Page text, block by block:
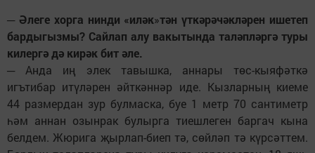
─ Әлеге хорга нинди «иләк»тән үткәрәчәкләрен ишетеп
бардыгызмы? Сайлап алу вакытында таләпләргә туры
килергә дә кирәк бит әле.
─ Анда иң элек тавышка, аннары төс-кыяфәткә
игътибар итүләрен әйткәннәр иде. Кызларның киеме
44 размердан зур булмаска, буе 1 метр 70 сантиметр
һәм аннан озынрак булырга тиешлеген баргач кына
белдем. Жюрига җырлап-биеп тә, сөйләп тә күрсәттем.